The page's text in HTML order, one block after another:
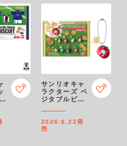
サンリオキャ
ラクターズ ベ
ジタブルビス
2026.6.22発
売